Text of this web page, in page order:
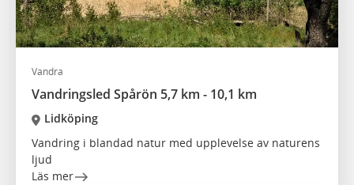
Vandra
Vandringsled Spårön 5,7 km - 10,1 km
Lidköping
Vandring i blandad natur med upplevelse av naturens
ljud
Läs mer